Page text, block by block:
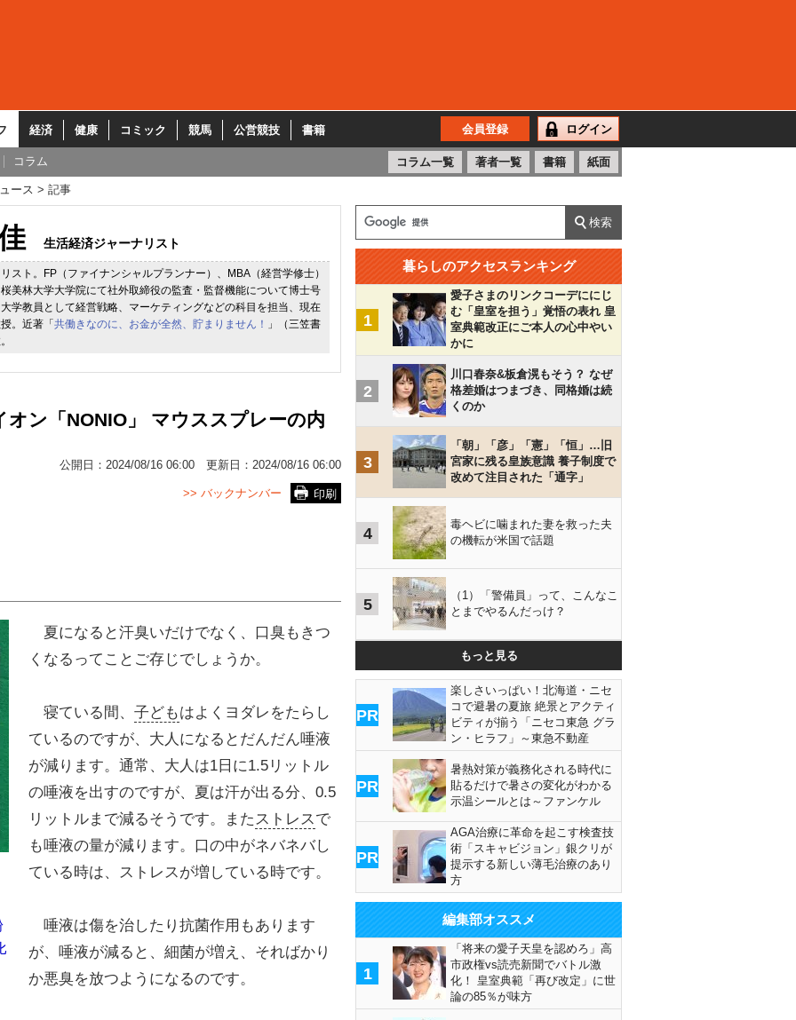
経済 健康 コミック 競馬 公営競技 書籍 会員登録 ログイン
コラム コラム一覧 著者一覧 書籍 紙面
ース 記事
生活経済ジャーナリスト
スト。FP（ファイナンシャルプランナー）、MBA（経営学修士）
美林大学大学院にて社外取締役の監査・監督機能について博士号
学教員として経営戦略、マーケティングなどの科目を担当、現在
。近著「 共働きなのに、お金が全然、貯まりません！
」（三笠書
ン「NONIO」 マウススプレーの内
公開日： 2024/08/16 06:00 更新日： 2024/08/16 06:00
印刷
>> バックナンバー
夏になると汗臭いだけでなく、口臭もきつ
くなるってことご存じでしょうか。
寝ている間、 子どもはよくヨダレをたらし
ているのですが、大人になるとだんだん唾液
が減ります。通常、大人は1日に1.5リットル
の唾液を出すのですが、夏は汗が出る分、0.5
リットルまで減るそうです。またストレスで
も唾液の量が減ります。口の中がネバネバし
ている時は、ストレスが増している時です。
唾液は傷を治したり抗菌作用もあります
が、唾液が減ると、細菌が増え、そればかり
か悪臭を放つようになるのです。
暮らしのアクセスランキング
1
愛子さまのリンクコーデににじ
む「皇室を担う」覚悟の表れ 皇
室典範改正にご本人の心中やい
かに
2
川口春奈&板倉滉もそう？ なぜ
格差婚はつまづき、同格婚は続
くのか
3
「朝」「彦」「憲」「恒」…旧
宮家に残る皇族意識 養子制度で
改めて注目された「通字」
4
毒ヘビに噛まれた妻を救った夫
の機転が米国で話題
5
（1）「警備員」って、こんなこ
とまでやるんだっけ？
もっと見る
PR
楽しさいっぱい！北海道・ニセ
コで避暑の夏旅 絶景とアクティ
ビティが揃う「ニセコ東急 グラ
ン・ヒラフ」～東急不動産
PR
暑熱対策が義務化される時代に
貼るだけで暑さの変化がわかる
示温シールとは～ファンケル
PR
AGA治療に革命を起こす検査技
術「スキャビジョン」銀クリが
提示する新しい薄毛治療のあり
方
編集部オススメ
1
「将来の愛子天皇を認めろ」高
市政権vs読売新聞でバトル激
化！ 皇室典範「再び改定」に世
論の85％が味方